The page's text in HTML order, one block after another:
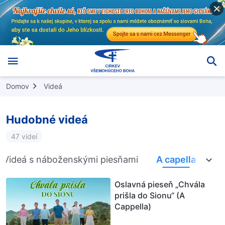
Domov Videá
Hudobné videá
47 videí
Videá s náboženskými piesňami A capella
Oslavná pieseň „Chvála
prišla do Sionu“ (A
Cappella)